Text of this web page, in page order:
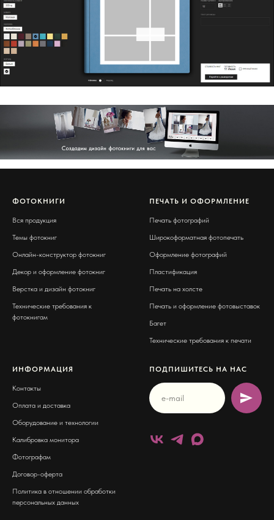
ФОТОКНИГИ
Вся продукция
Темы фотокниг
Онлайн-конструктор фотокниг
Декор и оформление фотокниг
Верстка и дизайн фотокниг
Технические требования к
фотокнигам
ПЕЧАТЬ И ОФОРМЛЕНИЕ
Печать фотографий
Широкоформатная фотопечать
Оформление фотографий
Пластификация
Печать на холсте
Печать и оформление фотовыставок
Багет
Технические требования к печати
ИНФОРМАЦИЯ
Контакты
Оплата и доставка
Оборудование и технологии
Калибровка монитора
Фотографам
Договор-оферта
Политика в отношении обработки
персональных данных
ПОДПИШИТЕСЬ НА НАС